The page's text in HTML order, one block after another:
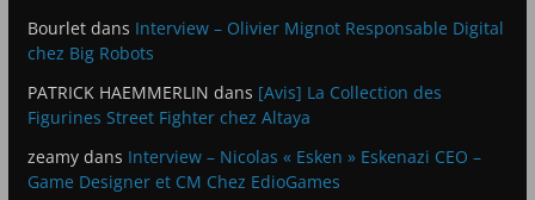
Bourletdans Interview – Olivier Mignot Responsable Digital
chez Big Robots
PATRICK HAEMMERLIN dans [Avis] La Collection des
Figurines Street Fighter chez Altaya
zeamydans Interview – Nicolas « Esken » Eskenazi CEO –
Game Designer et CM Chez EdioGames